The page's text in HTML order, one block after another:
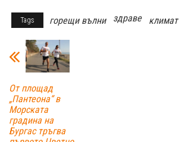
Tags горещи вълни здраве климат
От площад
„Пантеона“ в
Морската
градина на
Бургас тръгва